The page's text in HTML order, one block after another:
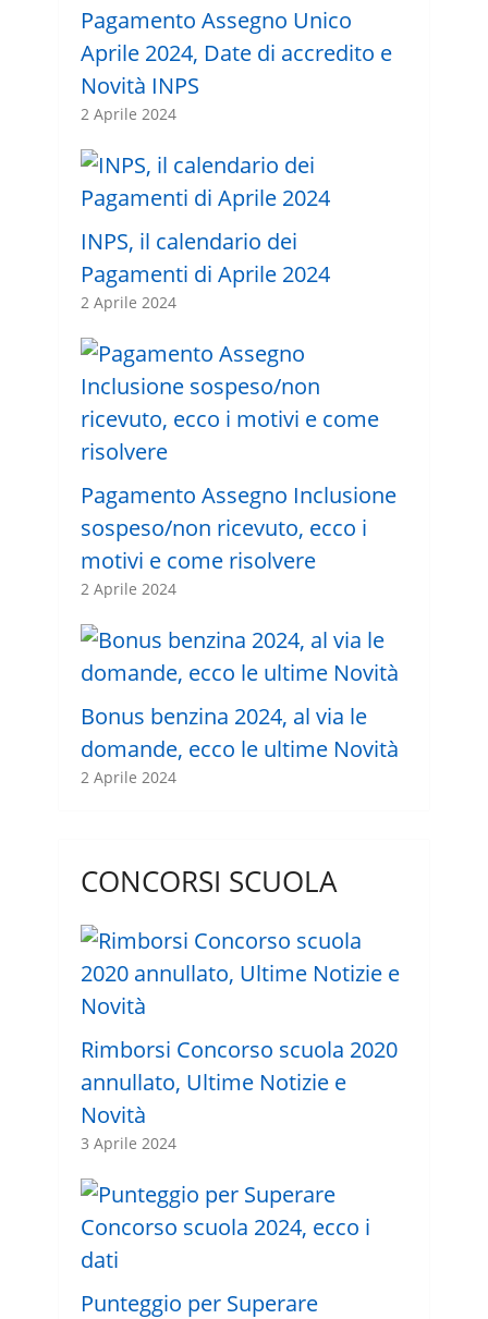
Pagamento Assegno Unico
Aprile 2024, Date di accredito e
Novità INPS
2 Aprile 2024
INPS, il calendario dei
Pagamenti di Aprile 2024
2 Aprile 2024
Pagamento Assegno Inclusione
sospeso/non ricevuto, ecco i
motivi e come risolvere
2 Aprile 2024
Bonus benzina 2024, al via le
domande, ecco le ultime Novità
2 Aprile 2024
CONCORSI SCUOLA
Rimborsi Concorso scuola 2020
annullato, Ultime Notizie e
Novità
3 Aprile 2024
Punteggio per Superare